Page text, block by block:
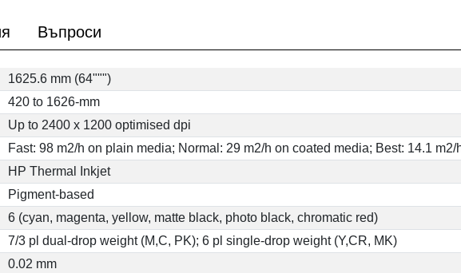
Въпроси
1625.6 mm (64""")
420 to 1626-mm
Up to 2400 x 1200 optimised dpi
Fast: 98 m2/h on plain media; Normal: 29 m2/h on coated media; Best: 14.1
HP Thermal Inkjet
Pigment-based
6 (cyan, magenta, yellow, matte black, photo black, chromatic red)
7/3 pl dual-drop weight (M,C, PK); 6 pl single-drop weight (Y,CR, MK)
0.02 mm